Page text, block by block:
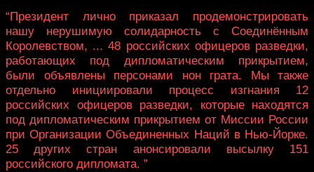
“Президент лично приказал продемонстрировать
нашу нерушимую солидарность с Соединённым
Королевством, ... 48 российских офицеров разведки,
работающих под дипломатическим прикрытием,
были объявлены персонами нон грата. Мы также
отдельно инициировали процесс изгнания 12
российских офицеров разведки, которые находятся
под дипломатическим прикрытием от Миссии России
при Организации Объединенных Наций в Нью-Йорке.
25 других стран анонсировали высылку 151
российского дипломата. ”